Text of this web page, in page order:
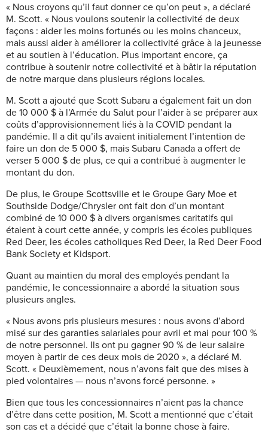
« Nous croyons qu’il faut donner ce qu’on peut », a déclaré
M. Scott. « Nous voulons soutenir la collectivité de deux
façons : aider les moins fortunés ou les moins chanceux,
mais aussi aider à améliorer la collectivité grâce à la jeunesse
et au soutien à l’éducation. Plus important encore, ça
contribue à soutenir notre collectivité et à bâtir la réputation
de notre marque dans plusieurs régions locales.
M. Scott a ajouté que Scott Subaru a également fait un don
de 10 000 $ à l’Armée du Salut pour l’aider à se préparer aux
coûts d’approvisionnement liés à la COVID pendant la
pandémie. Il a dit qu’ils avaient initialement l’intention de
faire un don de 5 000 $, mais Subaru Canada a offert de
verser 5 000 $ de plus, ce qui a contribué à augmenter le
montant du don.
De plus, le Groupe Scottsville et le Groupe Gary Moe et
Southside Dodge/Chrysler ont fait don d’un montant
combiné de 10 000 $ à divers organismes caritatifs qui
étaient à court cette année, y compris les écoles publiques
Red Deer, les écoles catholiques Red Deer, la Red Deer Food
Bank Society et Kidsport.
Quant au maintien du moral des employés pendant la
pandémie, le concessionnaire a abordé la situation sous
plusieurs angles.
« Nous avons pris plusieurs mesures : nous avons d’abord
misé sur des garanties salariales pour avril et mai pour 100 %
de notre personnel. Ils ont pu gagner 90 % de leur salaire
moyen à partir de ces deux mois de 2020 », a déclaré M.
Scott. « Deuxièmement, nous n’avons fait que des mises à
pied volontaires — nous n’avons forcé personne. »
Bien que tous les concessionnaires n’aient pas la chance
d’être dans cette position, M. Scott a mentionné que c’était
son cas et a décidé que c’était la bonne chose à faire.